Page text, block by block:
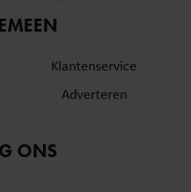
en analyse. Deze
verstrekt of die ze hebben
gebruik van hun services. U
Klantenservice
Adverteren
ONS